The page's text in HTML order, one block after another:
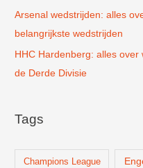
Arsenal wedstrijden: alles
belangrijkste wedstrijden
HHC Hardenberg: alles
de Derde Divisie
Tags
Champions League